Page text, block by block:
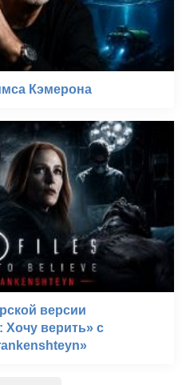
Кэмерона
версии
Хочу верить» с